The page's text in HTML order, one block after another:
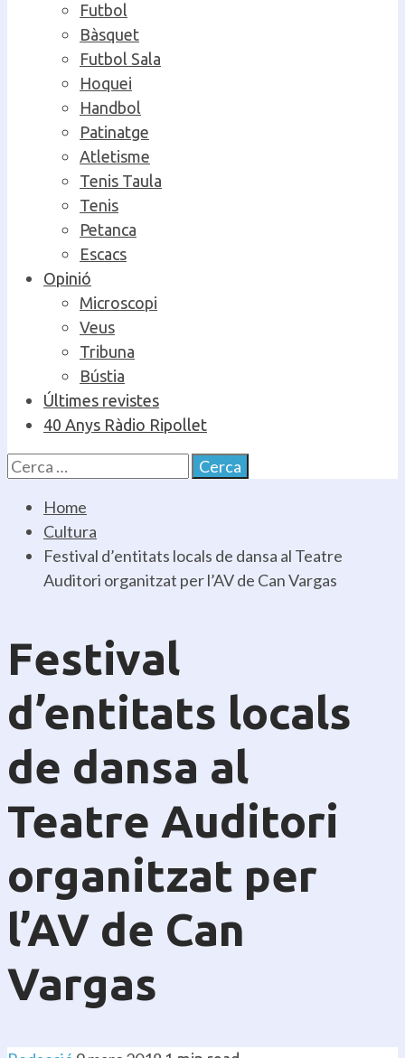
Futbol
Bàsquet
Futbol Sala
Hoquei
Handbol
Patinatge
Atletisme
Tenis Taula
Tenis
Petanca
Escacs
Opinió
Microscopi
Veus
Tribuna
Bústia
Últimes revistes
40 Anys Ràdio Ripollet
Cerca:
Home
Cultura
Festival d’entitats locals de dansa al Teatre
Auditori organitzat per l’AV de Can Vargas
Festival
d’entitats locals
de dansa al
Teatre Auditori
organitzat per
l’AV de Can
Vargas